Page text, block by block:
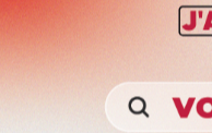
Ouest
Des restrictions